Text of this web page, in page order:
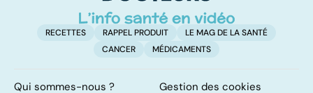
RECETTES RAPPEL PRODUIT
LE MAG DE LA SANTÉ
CANCER
MÉDICAMENTS
Qui sommes-nous ? Gestion des cookies